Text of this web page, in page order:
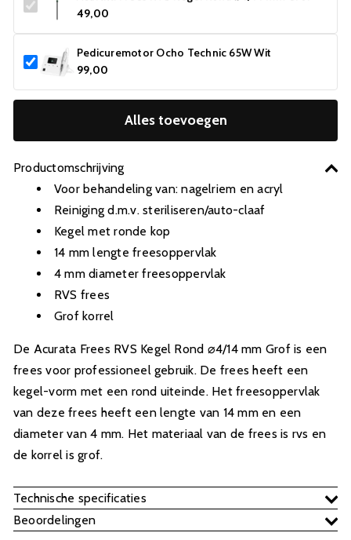
49,00
Pedicuremotor Ocho Technic 65W Wit
99,00
Alles toevoegen
Productomschrijving
Voor behandeling van: nagelriem en acryl
Reiniging d.m.v. steriliseren/auto-claaf
Kegel met ronde kop
14 mm lengte freesoppervlak
4 mm diameter freesoppervlak
RVS frees
Grof korrel
De Acurata Frees RVS Kegel Rond ⌀4/14 mm Grof is een
frees voor professioneel gebruik. De frees heeft een
kegel-vorm met een rond uiteinde. Het freesoppervlak
van deze frees heeft een lengte van 14 mm en een
diameter van 4 mm. Het materiaal van de frees is rvs en
de korrel is grof.
Technische specificaties
Beoordelingen